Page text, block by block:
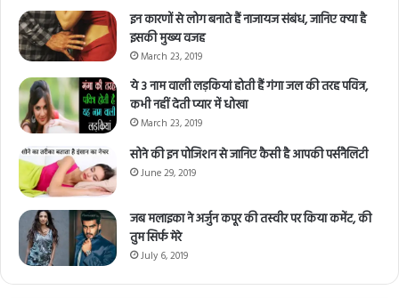
इन कारणों से लोग बनाते हैं नाजायज संबंध, जानिए क्या है
इसकी मुख्य वजह
March 23, 2019
ये 3 नाम वाली लड़कियां होती हैं गंगा जल की तरह पवित्र,
कभी नहीं देती प्यार में धोखा
March 23, 2019
सोने की इन पोजिशन से जानिए कैसी है आपकी पर्सनैलिटी
June 29, 2019
जब मलाइका ने अर्जुन कपूर की तस्वीर पर किया कमेंट, की
तुम सिर्फ मेरे
July 6, 2019